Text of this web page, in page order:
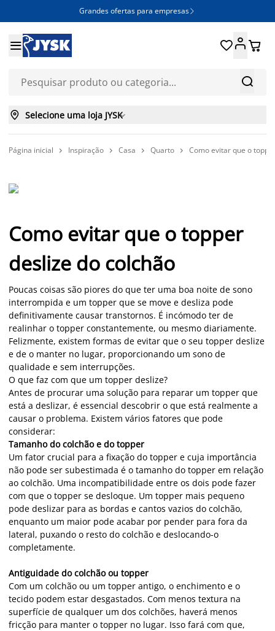
Grandes ofertas para empresas 


 
 Selecione uma loja JYSK
Página inicial  Inspiração  Casa  Quarto  Como evitar que o
Como evitar que o topper
deslize do colchão
Poucas coisas são piores do que ter uma boa noite de sono
interrompida e um topper que se move e desliza pode
definitivamente causar transtornos. É incómodo ter de
realinhar o topper constantemente, ou mesmo diariamente.
Felizmente, existem formas de evitar que o seu topper deslize
e de o manter no lugar, proporcionando um sono de
qualidade e sem interrupções.
O que faz com que um topper deslize?
Antes de procurar uma solução para reparar um topper que
está a deslizar, é essencial descobrir o que está realmente a
causar o problema. Existem vários fatores que pode
considerar:
Tamanho do colchão e do topper
Um fator crucial para a fixação do topper e cuja importância
não pode ser subestimada é o tamanho do topper em relação
ao colchão. Uma incompatibilidade entre os dois pode fazer
com que o topper se desloque. Um topper mais pequeno
pode deslizar para as bordas e cantos vazios do colchão,
enquanto um maior pode acabar por pender para fora da
lateral, puxando o resto do colchão e deslocando-o
completamente.
Antiguidade do colchão ou topper
Com um colchão ou um topper antigo, o enchimento e o
tecido podem estar desgastados. Com menos textura na
superfície de qualquer um dos colchões, haverá menos
fricção para manter o topper no lugar. Isso fará com que,